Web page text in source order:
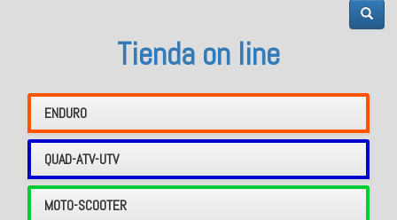
Tienda on line
ENDURO
QUAD-ATV-UTV
MOTO-SCOOTER